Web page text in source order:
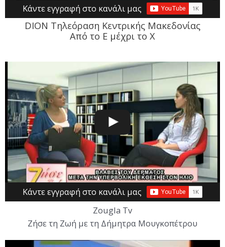
Κάντε εγγραφή στο κανάλι μας
DION Τηλεόραση Κεντρικής Μακεδονίας
Από το Ε μέχρι το Χ
Κάντε εγγραφή στο κανάλι μας
Ζougla Tv
Ζήσε τη Ζωή με τη Δήμητρα Μουγκοπέτρου